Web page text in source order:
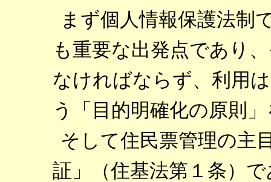
まず個人情報保護法制
も重要な出発点であり
なければならず、利用
う「目的明確化の原則
そして住民票管理の主
証」（住基法第１条）